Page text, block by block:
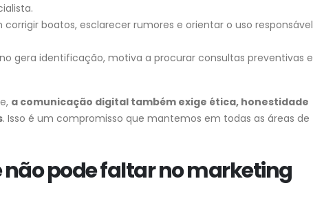
boatos, esclarecer rumores e orientar o uso responsável
gera identificação, motiva a procurar consultas preventivas e
a comunicação digital também exige ética, honestidade
. Isso é um compromisso que mantemos em todas as áreas de
não pode faltar no marketing